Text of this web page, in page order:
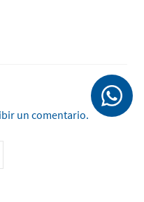
un comentario.